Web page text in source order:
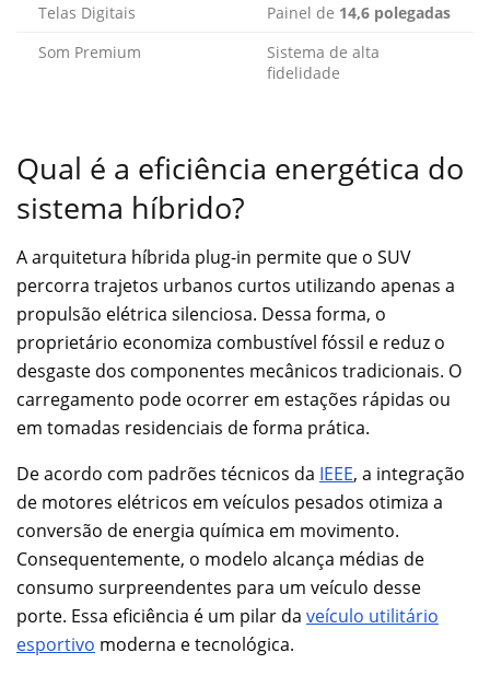
Telas Digitais
Painel de 14,6 polegadas
Som Premium
Sistema de alta
fidelidade
Qual é a eficiência energética do
sistema híbrido?
A arquitetura híbrida plug-in permite que o SUV
percorra trajetos urbanos curtos utilizando apenas a
propulsão elétrica silenciosa. Dessa forma, o
proprietário economiza combustível fóssil e reduz o
desgaste dos componentes mecânicos tradicionais. O
carregamento pode ocorrer em estações rápidas ou
em tomadas residenciais de forma prática.
De acordo com padrões técnicos da IEEE, a integração
de motores elétricos em veículos pesados otimiza a
conversão de energia química em movimento.
Consequentemente, o modelo alcança médias de
consumo surpreendentes para um veículo desse
porte. Essa eficiência é um pilar da veículo utilitário
esportivo moderna e tecnológica.